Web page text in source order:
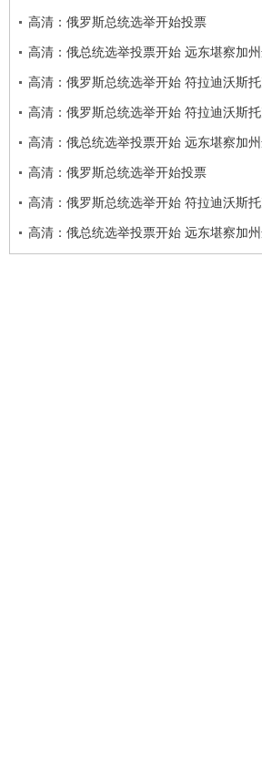
高清：俄罗斯总统选举开始投票
高清：俄总统选举投票开始 远东堪察加
高清：俄罗斯总统选举开始 符拉迪沃斯
高清：俄罗斯总统选举开始 符拉迪沃斯
高清：俄总统选举投票开始 远东堪察加
高清：俄罗斯总统选举开始投票
高清：俄罗斯总统选举开始 符拉迪沃斯
高清：俄总统选举投票开始 远东堪察加